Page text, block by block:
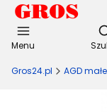
Menu
Gros24.pl AGD małe